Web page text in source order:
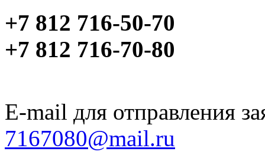
+7 812 716-50-70
+7 812 716-70-80
E-mail для отправления
7167080@mail.ru